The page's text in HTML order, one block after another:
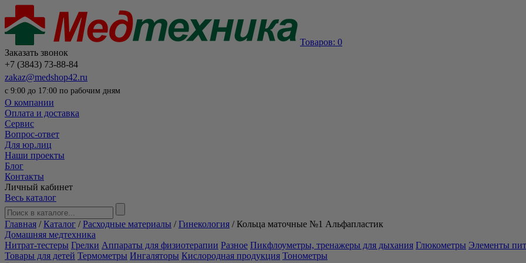
Товаров: 0
Заказать звонок
+7 (3843) 73-88-84
zakaz@medshop42.ru
с 9:00 до 17:00 по рабочим дням
О компании
Оплата и доставка
Сервис
Вопрос-ответ
Для юр.лиц
Наши проекты
Блог
Контакты
Личный кабинет
Весь каталог
Главная /Каталог /Расходные материалы /Гинекология /Кольца маточные №1 Альфапластик
Домашняя медтехника
Нитрат-тестеры Грелки Аппараты для физиотерапии Разное Пикфлоуметры, тренажеры для дыхания Глюкометры Элементы
Товары для детей Термометры Ингаляторы Кислородная продукция Тонометры